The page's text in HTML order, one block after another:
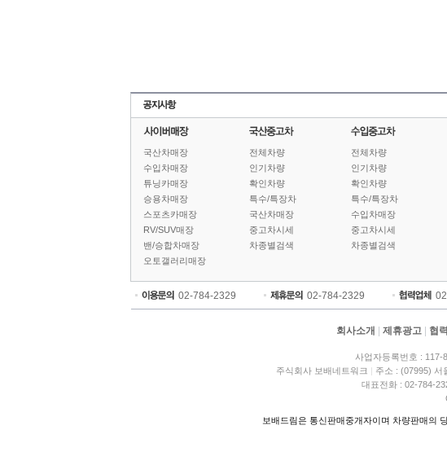
국산차매장
수입차매장
튜닝카매장
승용차매장
스포츠카매장
RV/SUV매장
밴/승합차매장
오토갤러리매장
전체차량
인기차량
확인차량
특수/특장차
국산차매장
중고차시세
차종별검색
전체차량
인기차량
확인차량
특수/특장차
수입차매장
중고차시세
차종별검색
02-784-2329 02-784-2329
회사소개 제휴광고 협
사업자등록번호 : 117-
주식회사 보배네트워크
주소 : (07995) 서
대표전화 : 02-784-
보배드림은 통신판매중개자이며 차량판매의